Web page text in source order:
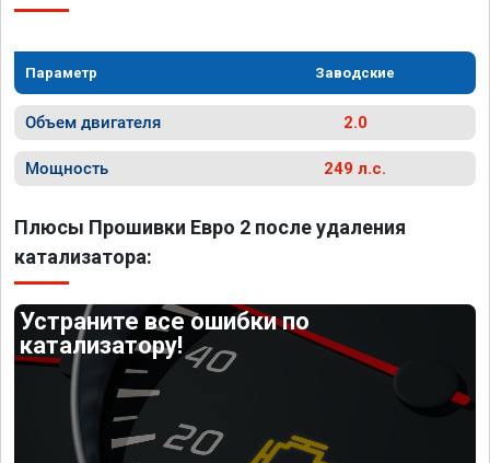
Параметр Заводские
Объем двигателя 2.0
Мощность 249 л.с.
Плюсы Прошивки Евро 2 после удаления
катализатора:
Устраните все ошибки по
катализатору!